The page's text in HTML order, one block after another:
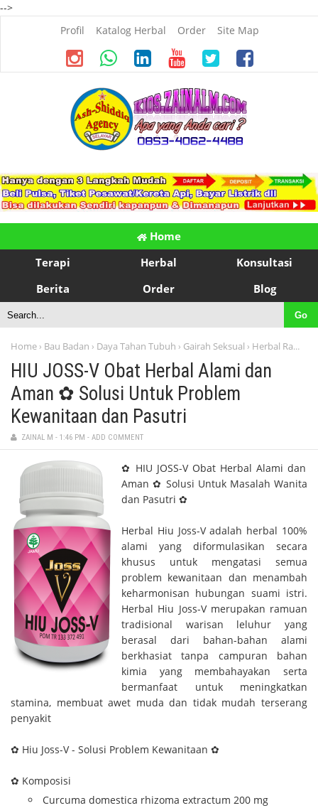
-->
Profil
Katalog Herbal Order Site Map
Home
Terapi
Herbal
Konsultasi
Berita
Order Blog
Home › Bau Badan › Daya Tahan Tubuh › Gairah Seksual › Herbal Ramuan Alami
HIU JOSS-V Obat Herbal Alami dan
Aman ✿ Solusi Untuk Problem
Kewanitaan dan Pasutri
ZAINAL M - 1:46 PM - ADD COMMENT
✿ HIU JOSS-V Obat Herbal Alami dan
Aman ✿ Solusi Untuk Masalah Wanita
dan Pasutri ✿
Herbal Hiu Joss-V adalah herbal 100%
alami yang diformulasikan secara
khusus untuk mengatasi semua
problem kewanitaan dan menambah
keharmonisan hubungan suami istri.
Herbal Hiu Joss-V merupakan ramuan
tradisional warisan leluhur yang
berasal dari bahan-bahan alami
berkhasiat tanpa campuran bahan
kimia yang membahayakan serta
bermanfaat untuk meningkatkan
stamina, membuat awet muda dan tidak mudah terserang
penyakit
✿ Hiu Joss-V - Solusi Problem Kewanitaan ✿
✿ Komposisi
Curcuma domestica rhizoma extractum 200 mg